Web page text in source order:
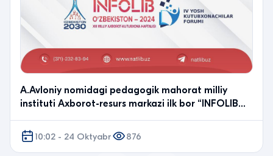
A.Avloniy nomidagi pedagogik mahorat milliy
instituti Axborot-resurs markazi ilk bor “INFOLIB
10:02 - 24 Oktyabr
876